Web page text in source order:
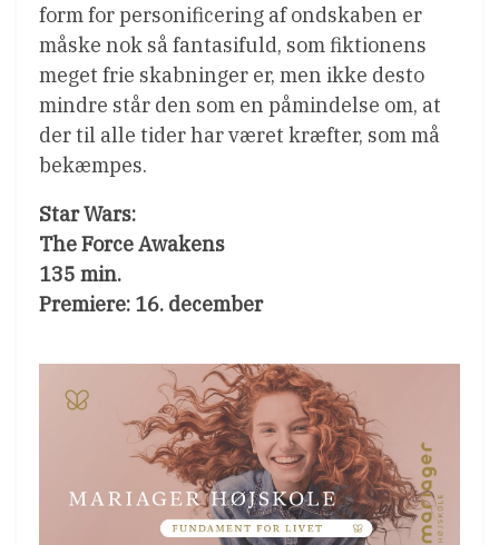
form for personificering af ondskaben er
måske nok så fantasifuld, som fiktionens
meget frie skabninger er, men ikke desto
mindre står den som en påmindelse om, at
der til alle tider har været kræfter, som må
bekæmpes.
Star Wars:
The Force Awakens
135 min.
Premiere: 16. december